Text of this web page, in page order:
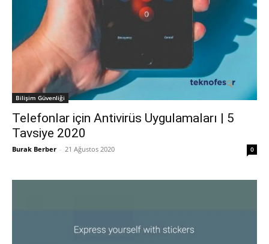
Bilişim Güvenliği
Telefonlar için Antivirüs Uygulamaları | 5
Tavsiye 2020
Burak Berber - 21 Ağustos 2020 0